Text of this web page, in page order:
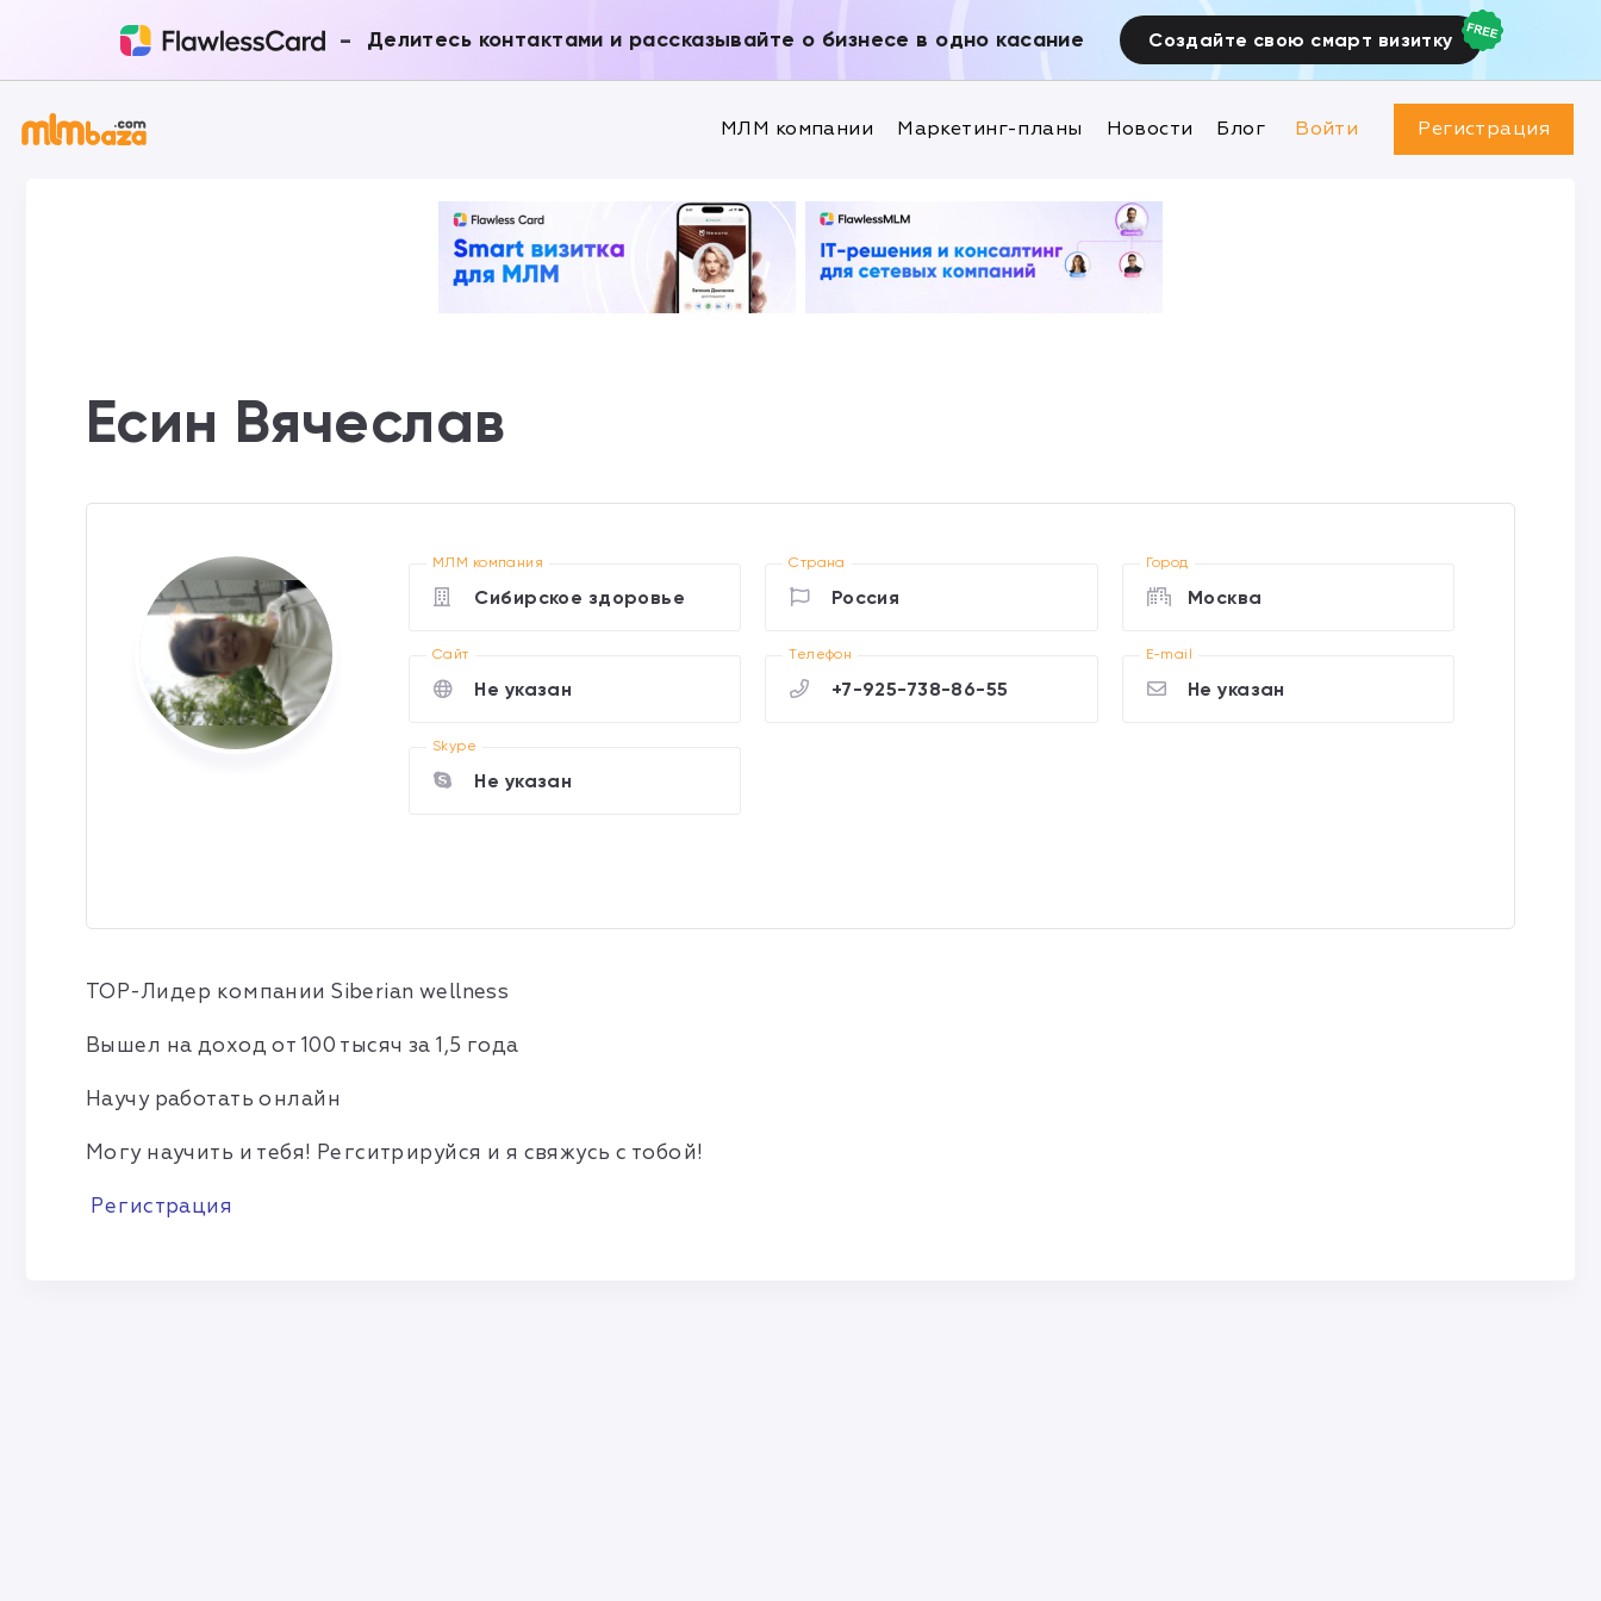
- Делитесь контактами и рассказывайте о бизнесе в одно касание Создайте свою смарт визитку
МЛМ компании Маркетинг-планы Новости Блог Войти Регистрация
Есин Вячеслав
МЛМ компания
Сибирское здоровье
Страна
Россия
Город
Москва
Cайт
Не указан
Телефон
+7-925-738-86-55
E-mail
Не указан
Skype
Не указан
TOP-Лидер компании Siberian wellness
Вышел на доход от 100 тысяч за 1,5 года
Научу работать онлайн
Могу научить и тебя! Регситрируйся и я свяжусь с тобой!
Регистрация